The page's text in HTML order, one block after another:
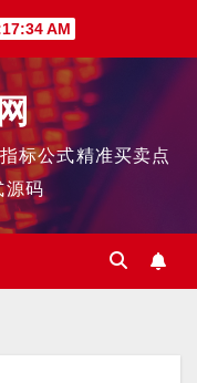
AM
标公式精准买卖点
源码